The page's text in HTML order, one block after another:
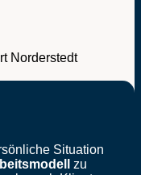
Norderstedt
Situation
zu